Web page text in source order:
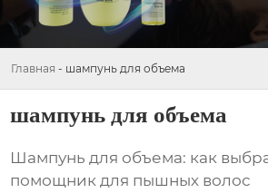
Главная - шампунь для объема
шампунь для объема
Шампунь для объема: как
помощник для пышных волос